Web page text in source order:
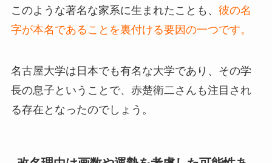
このような著名な家系に生まれたことも、 彼の名
字が本名であることを裏付ける要因の一つです。
名古屋大学は日本でも有名な大学であり、その学
長の息子ということで、赤楚衛二さんも注目され
る存在となったのでしょう。